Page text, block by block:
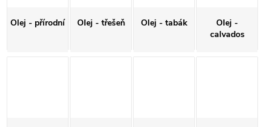
Olej - přírodní Olej - třešeň Olej - tabák
Olej -
calvados